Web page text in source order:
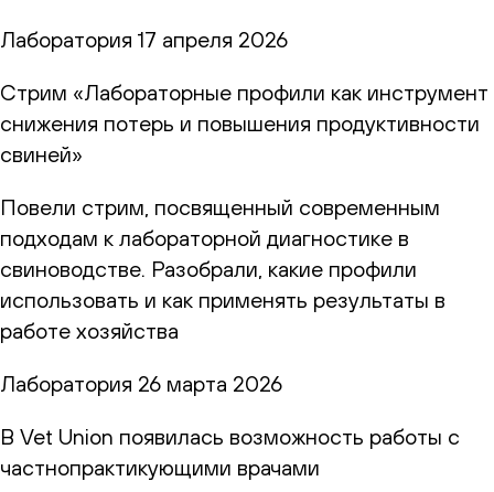
Лаборатория 17 апреля 2026
Стрим «Лабораторные профили как инструмент
снижения потерь и повышения продуктивности
свиней»
Повели стрим, посвященный современным
подходам к лабораторной диагностике в
свиноводстве. Разобрали, какие профили
использовать и как применять результаты в
работе хозяйства
Лаборатория 26 марта 2026
В Vet Union появилась возможность работы с
частнопрактикующими врачами